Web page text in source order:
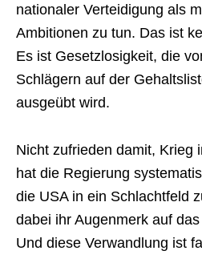
nationaler Verteidigung als
Ambitionen zu tun. Das ist
Es ist Gesetzlosigkeit, die
Schlägern auf der
ausgeübt wird.
Nicht zufrieden damit, Krieg
hat die Regierung
die USA in ein Schlachtfeld
dabei ihr Augenmerk auf
Und diese Verwandlung ist